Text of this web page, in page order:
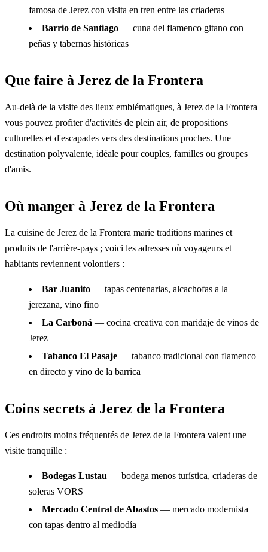
famosa de Jerez con visita en tren entre las criaderas
Barrio de Santiago — cuna del flamenco gitano con
peñas y tabernas históricas
Que faire à Jerez de la Frontera
Au-delà de la visite des lieux emblématiques, à Jerez de la Frontera
vous pouvez profiter d'activités de plein air, de propositions
culturelles et d'escapades vers des destinations proches. Une
destination polyvalente, idéale pour couples, familles ou groupes
d'amis.
Où manger à Jerez de la Frontera
La cuisine de Jerez de la Frontera marie traditions marines et
produits de l'arrière-pays ; voici les adresses où voyageurs et
habitants reviennent volontiers :
Bar Juanito — tapas centenarias, alcachofas a la
jerezana, vino fino
La Carboná — cocina creativa con maridaje de vinos de
Jerez
Tabanco El Pasaje — tabanco tradicional con flamenco
en directo y vino de la barrica
Coins secrets à Jerez de la Frontera
Ces endroits moins fréquentés de Jerez de la Frontera valent une
visite tranquille :
Bodegas Lustau — bodega menos turística, criaderas de
soleras VORS
Mercado Central de Abastos — mercado modernista
con tapas dentro al mediodía